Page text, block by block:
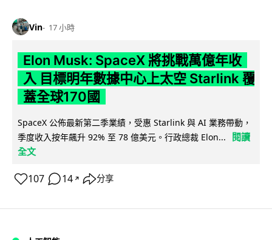
Vin 17 小時
Elon Musk: SpaceX 將挑戰萬億年收
入 目標明年數據中心上太空 Starlink 覆
蓋全球170國
SpaceX 公佈最新第二季業績，受惠 Starlink 與 AI 業務帶動，
季度收入按年飆升 92% 至 78 億美元。行政總裁 Elon...
閱讀
全文
107 14 ↗ 分享